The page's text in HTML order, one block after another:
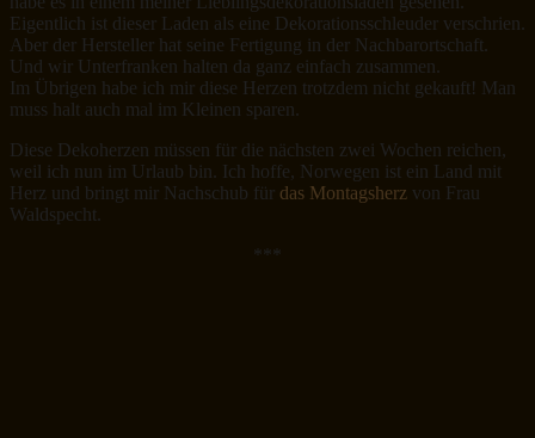
Eigentlich ist dieser Laden als eine Dekorationsschleuder verschrien.
Aber der Hersteller hat seine Fertigung in der Nachbarortschaft.
Und wir Unterfranken halten da ganz einfach zusammen.
Im Übrigen habe ich mir diese Herzen trotzdem nicht gekauft! Man
muss halt auch mal im Kleinen sparen.
Diese Dekoherzen müssen für die nächsten zwei Wochen reichen,
weil ich nun im Urlaub bin. Ich hoffe, Norwegen ist ein Land mit
Herz und bringt mir Nachschub für das Montagsherz von Frau
Waldspecht.
***